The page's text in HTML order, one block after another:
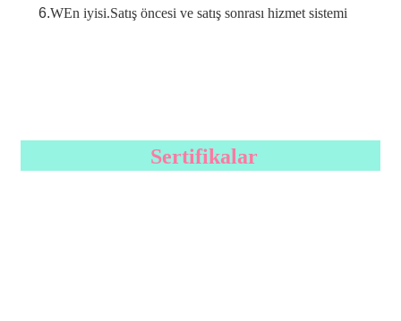
6.WEn iyisi.Satış öncesi ve satış sonrası hizmet sistemi
Sertifikalar